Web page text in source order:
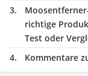
richtige
Test oder
Kommentare